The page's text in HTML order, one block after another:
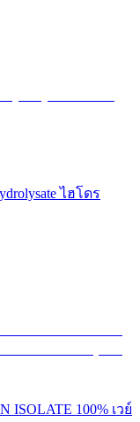
ไฮโดร
ISOLATE 100% เวย์